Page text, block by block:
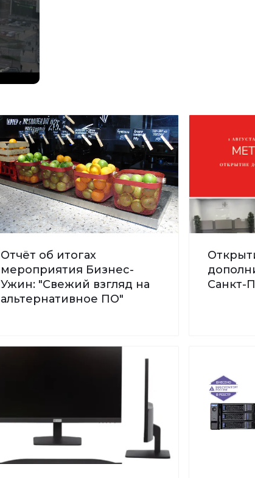
Отчёт об итогах
мероприятия Бизнес-
Ужин: "Свежий взгляд на
альтернативное ПО"
Санкт-